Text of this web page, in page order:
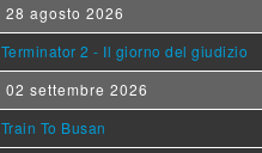
28 agosto 2026
Terminator 2 - Il giorno del giudizio
02 settembre 2026
Train To Busan